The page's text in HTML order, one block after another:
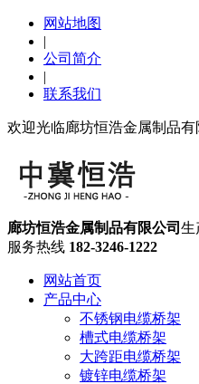
网站地图
|
公司简介
|
联系我们
欢迎光临廊坊恒浩金属制品
廊坊恒浩金属制品有限公司 生
服务热线 182-3246-1222
网站首页
产品中心
不锈钢电缆桥架
槽式电缆桥架
大跨距电缆桥架
镀锌电缆桥架